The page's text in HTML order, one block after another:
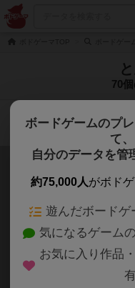
70
ボードゲームのプ
て、
自分のデータを管
約75,000人がボド
遊んだボードゲ
気になるゲーム
お気に入り作品
有